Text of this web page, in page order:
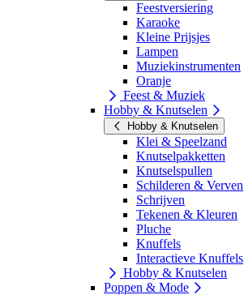
Feestversiering
Karaoke
Kleine Prijsjes
Lampen
Muziekinstrumenten
Oranje
Feest & Muziek
Hobby & Knutselen
Hobby & Knutselen
Klei & Speelzand
Knutselpakketten
Knutselspullen
Schilderen & Verven
Schrijven
Tekenen & Kleuren
Pluche
Knuffels
Interactieve Knuffels
Hobby & Knutselen
Poppen & Mode